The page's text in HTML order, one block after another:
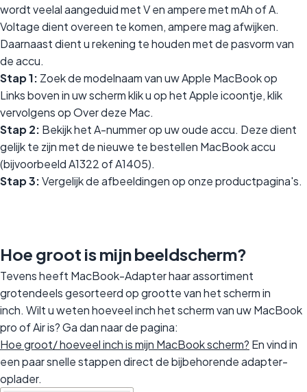
wordt veelal aangeduid met V en ampere met mAh of A.
Voltage dient overeen te komen, ampere mag afwijken.
Daarnaast dient u rekening te houden met de pasvorm van
de accu.
Stap 1: Zoek de modelnaam van uw Apple MacBook op
Links boven in uw scherm klik u op het Apple icoontje, klik
vervolgens op Over deze Mac.
Stap 2: Bekijk het A-nummer op uw oude accu. Deze dient
gelijk te zijn met de nieuwe te bestellen MacBook accu
(bijvoorbeeld A1322 of A1405).
Stap 3:Vergelijk de afbeeldingen op onze productpagina's.
Hoe groot is mijn beeldscherm?
Tevens heeft MacBook-Adapter haar assortiment
grotendeels gesorteerd op grootte van het scherm in
inch. Wilt u weten hoeveel inch het scherm van uw MacBook
pro of Air is? Ga dan naar de pagina:
Hoe groot/ hoeveel inch is mijn MacBook scherm? En vind in
een paar snelle stappen direct de bijbehorende adapter-
oplader.